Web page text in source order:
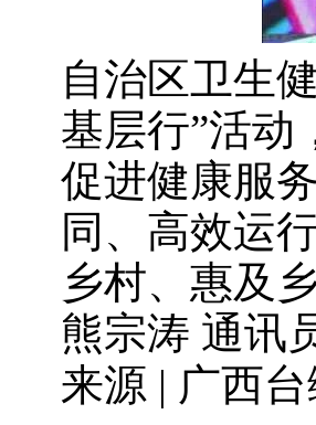
自治区卫生
基层行”活动
促进健康服
同、高效运
乡村、惠及
熊宗涛 通讯
来源 | 广西